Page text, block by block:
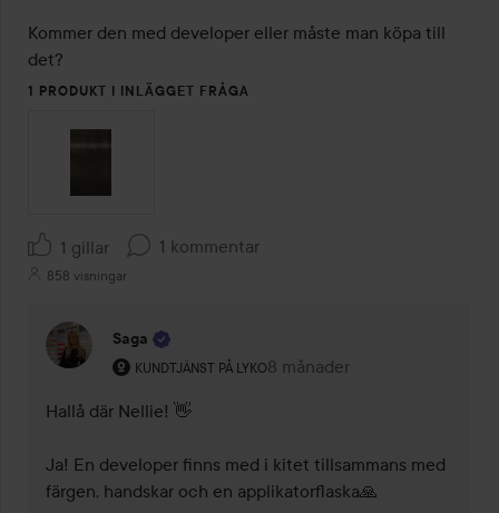
Kommer den med developer eller måste man köpa till
det?
1 PRODUKT I INLÄGGET FRÅGA
1 gillar 1 kommentar
858 visningar
Saga
KUNDTJÄNST PÅ LYKO
Användarens roll: Kundtjänst på Lyko.
8 månader
Kommentaren lades 8
Hallå där Nellie! 👋
Ja! En developer finns med i kitet tillsammans med
färgen, handskar och en applikatorflaska🙏